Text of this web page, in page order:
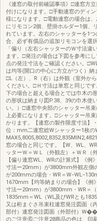
《連窓の取付前確認事項》□連窓方
付けになります。□手動連窓のディ
様になります。□電動連窓の場合は
にリモコン2個、壁掛ホルダー1個、
れています。左右のシャッターを1
合、必ず有償品の追加リモコンを選
「偏り（左右シャッターのＷ寸法違
ます。□発注の場合は下図を参考に
点の発注寸法をご確認ください。
は均等(開口の中心に方立がつく）納
□L（左）、R（右）は外観（室外か
ください。□Ｈ寸法は単窓と同じで
下の場合と超える場合とでは巾木の
の形状は納まり図P.38、39の巾木使
い。）□連窓中央部のシャッター吊
上必要になります。□シャッター吊
かります。【連窓の製作限度寸法】
位：mm二連窓総Wシャッター1枚の
窓の場合と同じです。【W、WL、
ッターＷ＝ＷＬ（外観左）＋ＷＲ（
【偏り連窓WL、WRの計算式】《例
寸法ー20mm）が3800mm外観左側
が200mmの場合・WR＝
1670mm【均等納まりの場合】《例
寸法ー20mm）が3800mm・WR＝
1835mm＝WL（WL及びWRとも
又は桁まぐさ吊束柱連窓発注図面
部付）連窓発注図面（外部付）
のご注意⑥ご注意28商品の色は、印